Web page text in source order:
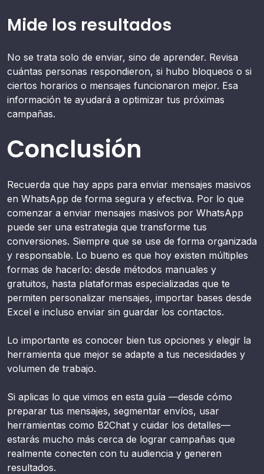
Mide los resultados
No se trata solo de enviar, sino de aprender. Revisa
cuántas personas respondieron, si hubo bloqueos o si
ciertos horarios o mensajes funcionaron mejor. Esa
información te ayudará a optimizar tus próximas
campañas.
Conclusión
Recuerda que hay apps para enviar mensajes masivos
en WhatsApp de forma segura y efectiva. Por lo que
comenzar a enviar mensajes masivos por WhatsApp
puede ser una estrategia que transforme tus
conversiones. Siempre que se use de forma organizada
y responsable. Lo bueno es que hoy existen múltiples
formas de hacerlo: desde métodos manuales y
gratuitos, hasta plataformas especializadas que te
permiten personalizar mensajes, importar bases desde
Excel e incluso enviar sin guardar los contactos.
Lo importante es conocer bien tus opciones y elegir la
herramienta que mejor se adapte a tus necesidades y
volumen de trabajo.
Si aplicas lo que vimos en esta guía —desde cómo
preparar tus mensajes, segmentar envíos, usar
herramientas como B2Chat y cuidar los detalles—
estarás mucho más cerca de lograr campañas que
realmente conecten con tu audiencia y generen
resultados.